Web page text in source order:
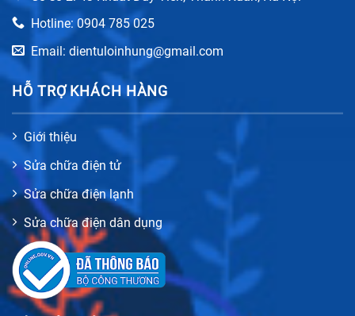
Hotline: 0904 785 025
Email: dientuloinhung@gmail.com
HỖ TRỢ KHÁCH HÀNG
Giới thiệu
Sửa chữa điện tử
Sửa chữa điện lạnh
Sửa chữa điện dân dụng